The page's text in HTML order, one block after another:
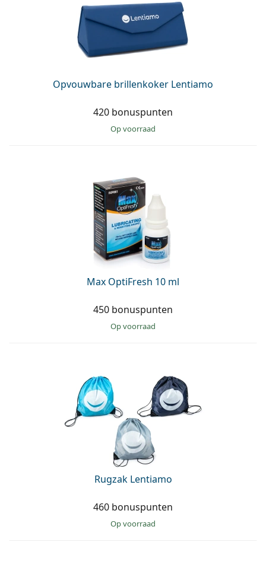
Opvouwbare brillenkoker Lentiamo
420 bonuspunten
op voorraad
Max OptiFresh 10 ml
450 bonuspunten
op voorraad
Rugzak Lentiamo
460 bonuspunten
op voorraad